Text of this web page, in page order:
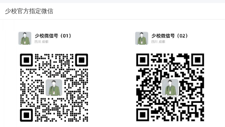
少校官方指定微信